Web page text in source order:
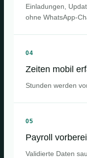
Einladungen,
ohne WhatsApp-
04
Zeiten mobil
Stunden werden
05
Payroll
Validierte Daten